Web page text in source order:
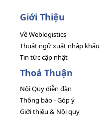
Giới Thiệu
Về Weblogistics
Thuật ngữ xuất nhập khẩu
Tin tức cập nhật
Thoả Thuận
Nội Quy diễn đàn
Thông báo - Góp ý
Giới thiệu & Nội quy